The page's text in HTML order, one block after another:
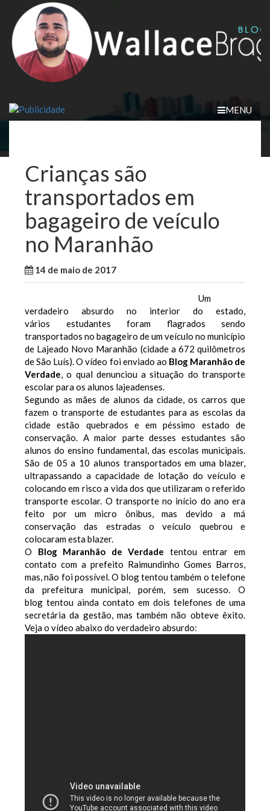
content
MENU
Crianças são
transportados em
bagageiro de veículo
no Maranhão
14 de maio de 2017
Um
verdadeiro absurdo no interior do estado,
vários estudantes foram flagrados sendo
transportados no bagageiro de um veículo no município
de Lajeado Novo Maranhão (cidade a 672 quilômetros
de São Luís). O vídeo foi enviado ao Blog Maranhão de
Verdade, o qual denunciou a situação do transporte
escolar para os alunos lajeadenses.
Segundo as mães de alunos da cidade, os carros que
fazem o transporte de estudantes para as escolas da
cidade estão quebrados e em péssimo estado de
conservação. A maior parte desses estudantes são
alunos do ensino fundamental, das escolas municipais.
São de 05 a 10 alunos transportados em uma blazer,
ultrapassando a capacidade de lotação do veículo e
colocando em risco a vida dos que utilizaram o referido
transporte escolar. O transporte no início do ano era
feito por um micro ônibus, mas devido a má
conservação das estradas o veículo quebrou e
colocaram esta blazer.
O Blog Maranhão de Verdade tentou entrar em
contato com a prefeito Raimundinho Gomes Barros,
mas, não foi possível. O blog tentou também o telefone
da prefeitura municipal, porém, sem sucesso. O
blog tentou ainda contato em dois telefones de uma
secretária da gestão, mas também não obteve êxito.
Veja o vídeo abaixo do verdadeiro absurdo: